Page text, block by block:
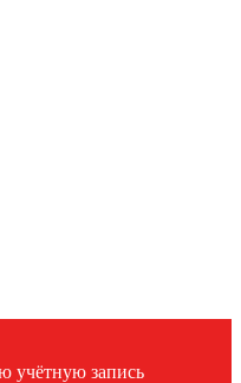
учётную запись